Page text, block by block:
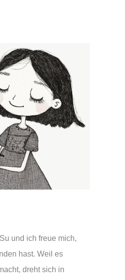
und ich freue mich,
hast. Weil es
dreht sich in